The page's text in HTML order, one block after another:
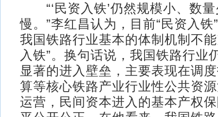
“‘民资入铁’仍然规模小、数量
慢。”李红昌认为，目前“民资入铁
我国铁路行业基本的体制机制不
入铁”。换句话说，我国铁路行业
显著的进入壁垒，主要表现在调
算等核心铁路产业行业性公共资
运营，民间资本进入的基本产权